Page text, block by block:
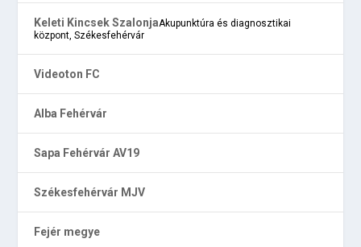
Keleti Kincsek SzalonjaAkupunktúra és diagnosztikai
központ, Székesfehérvár
Videoton FC
Alba Fehérvár
Sapa Fehérvár AV19
Székesfehérvár MJV
Fejér megye